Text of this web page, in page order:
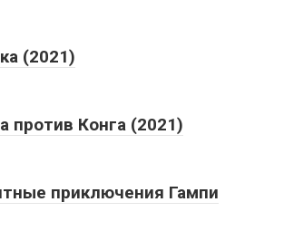
(2021)
против Конга (2021)
приключения Гампи